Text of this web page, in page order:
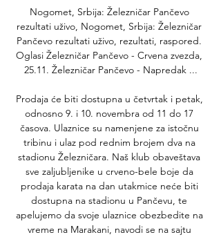
Nogomet, Srbija: Železničar Pančevo
rezultati uživo, Nogomet, Srbija: Železničar
Pančevo rezultati uživo, rezultati, raspored.
Oglasi Železničar Pančevo - Crvena zvezda,
25.11. Železničar Pančevo - Napredak ...
Prodaja će biti dostupna u četvrtak i petak,
odnosno 9. i 10. novembra od 11 do 17
časova. Ulaznice su namenjene za istočnu
tribinu i ulaz pod rednim brojem dva na
stadionu Železničara. Naš klub obaveštava
sve zaljubljenike u crveno-bele boje da
prodaja karata na dan utakmice neće biti
dostupna na stadionu u Pančevu, te
apelujemo da svoje ulaznice obezbedite na
vreme na Marakani, navodi se na sajtu